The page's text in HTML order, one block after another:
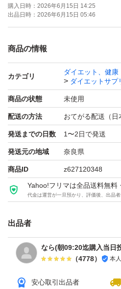
単純に値段下げて欲しいは難し
立つ 90日
1099
購入日時： 2026年6月15日 14:25
出品日時： 2026年6月15日 05:46
商品の情報
カテゴリ
ダイエット、健康
ダイエットサプ
商品の状態 未使用
配送の方法 おてがる配送（日
発送までの日数 1〜2日で発送
発送元の地域 奈良県
商品ID z627120348
Yahoo!フリマは全品送料無料
代金は運営が一旦預かり、評価後、出品
出品者
なら(朝09:20迄購入当日
（4778） 本
安心取引出品者